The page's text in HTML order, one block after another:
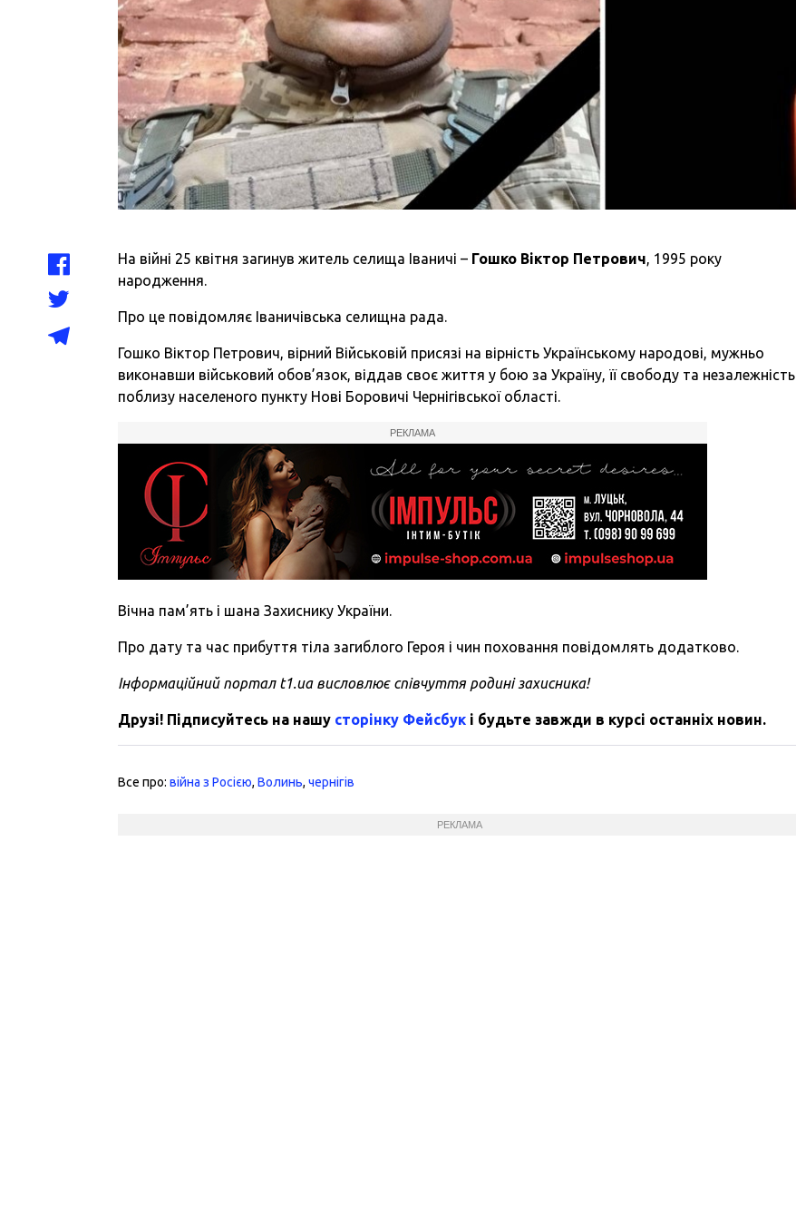
На війні 25 квітня загинув житель селища Іваничі – Гошко Віктор Петрович, 1995 року
народження.
Про це повідомляє Іваничівська селищна рада.
Гошко Віктор Петрович, вірний Військовій присязі на вірність Українському народові, мужньо
виконавши військовий обов’язок, віддав своє життя у бою за Україну, її свободу та незалежність
поблизу населеного пункту Нові Боровичі Чернігівської області.
РЕКЛАМА
Вічна пам’ять і шана Захиснику України.
Про дату та час прибуття тіла загиблого Героя і чин поховання повідомлять додатково.
Інформаційний портал t1.ua висловлює співчуття родині захисника!
Друзі! Підписуйтесь на нашу сторінку Фейсбук і будьте завжди в курсі останніх новин.
Все про:війна з Росією,Волинь,чернігів
РЕКЛАМА